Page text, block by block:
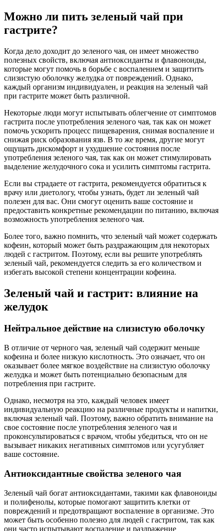
Можно ли пить зеленый чай при
гастрите?
Когда дело доходит до зеленого чая, он имеет множество
полезных свойств, включая антиоксиданты и флавоноиды,
которые могут помочь в борьбе с воспалением и защитить
слизистую оболочку желудка от повреждений. Однако,
каждый организм индивидуален, и реакция на зеленый чай
при гастрите может быть различной.
Некоторые люди могут испытывать облегчение от симптомов
гастрита после употребления зеленого чая, так как он может
помочь ускорить процесс пищеварения, снимая воспаление и
снижая риск образования язв. В то же время, другие могут
ощущать дискомфорт и ухудшение состояния после
употребления зеленого чая, так как он может стимулировать
выделение желудочного сока и усилить симптомы гастрита.
Если вы страдаете от гастрита, рекомендуется обратиться к
врачу или диетологу, чтобы узнать, будет ли зеленый чай
полезен для вас. Они смогут оценить ваше состояние и
предоставить конкретные рекомендации по питанию, включая
возможность употребления зеленого чая.
Более того, важно помнить, что зеленый чай может содержать
кофеин, который может быть раздражающим для некоторых
людей с гастритом. Поэтому, если вы решите употреблять
зеленый чай, рекомендуется следить за его количеством и
избегать высокой степени концентрации кофеина.
Зеленый чай и гастрит: влияние на
желудок
Нейтральное действие на слизистую оболочку
В отличие от черного чая, зеленый чай содержит меньше
кофеина и более низкую кислотность. Это означает, что он
оказывает более мягкое воздействие на слизистую оболочку
желудка и может быть потенциально безопасным для
потребления при гастрите.
Однако, несмотря на это, каждый человек имеет
индивидуальную реакцию на различные продукты и напитки,
включая зеленый чай. Поэтому, важно обратить внимание на
свое состояние после употребления зеленого чая и
проконсультироваться с врачом, чтобы убедиться, что он не
вызывает никаких негативных симптомов или усугубляет
ваше состояние.
Антиоксидантные свойства зеленого чая
Зеленый чай богат антиоксидантами, такими как флавоноиды
и полифенолы, которые помогают защитить клетки от
повреждений и предотвращают воспаление в организме. Это
может быть особенно полезно для людей с гастритом, так как
они часто испытывают воспаление и раздражение